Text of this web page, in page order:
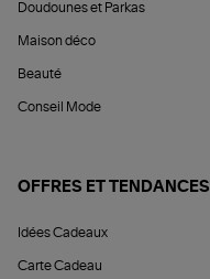
Doudounes et Parkas
Maison déco
Beauté
Conseil Mode
OFFRES ET TENDANCES
Idées Cadeaux
Carte Cadeau